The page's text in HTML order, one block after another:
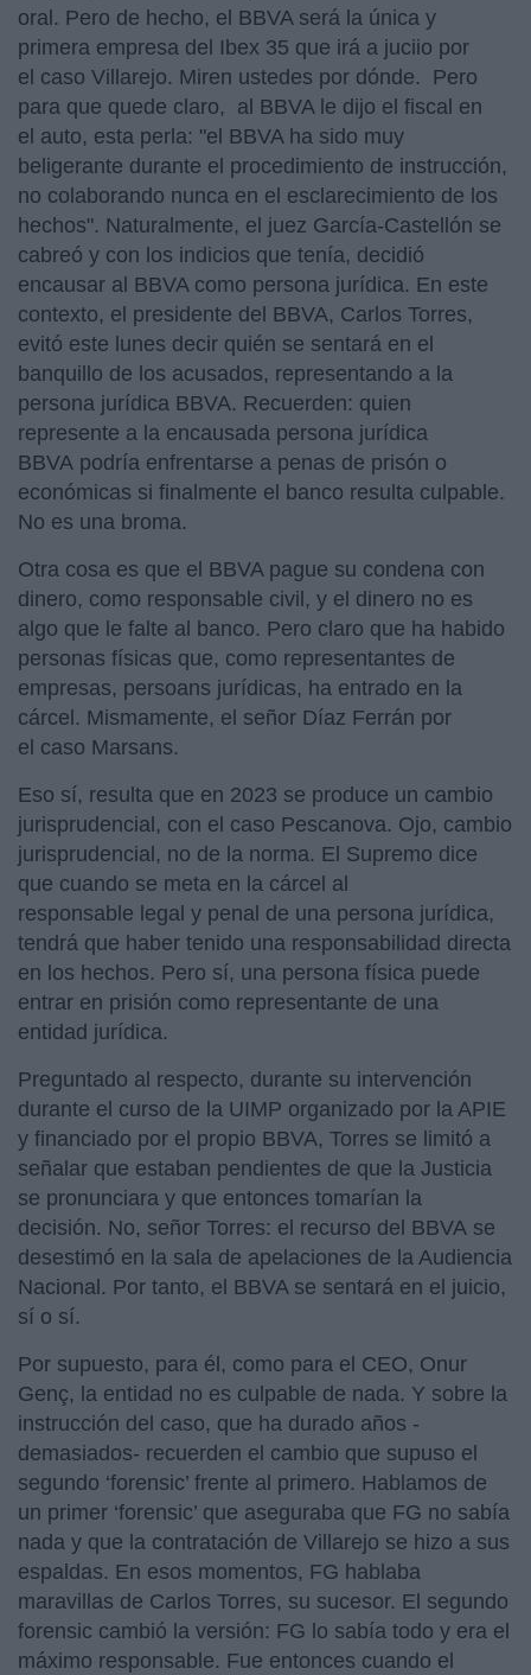
oral. Pero de hecho, el BBVA será la única y
primera empresa del Ibex 35 que irá a juciio por
el caso Villarejo. Miren ustedes por dónde. Pero
para que quede claro, al BBVA le dijo el fiscal en
el auto, esta perla: "el BBVA ha sido muy
beligerante durante el procedimiento de instrucción,
no colaborando nunca en el esclarecimiento de los
hechos". Naturalmente, el juez García-Castellón se
cabreó y con los indicios que tenía, decidió
encausar al BBVA como persona jurídica. En este
contexto, el presidente del BBVA, Carlos Torres,
evitó este lunes decir quién se sentará en el
banquillo de los acusados, representando a la
persona jurídica BBVA. Recuerden: quien
represente a la encausada persona jurídica
BBVA podría enfrentarse a penas de prisón o
económicas si finalmente el banco resulta culpable.
No es una broma.
Otra cosa es que el BBVA pague su condena con
dinero, como responsable civil, y el dinero no es
algo que le falte al banco. Pero claro que ha habido
personas físicas que, como representantes de
empresas, persoans jurídicas, ha entrado en la
cárcel. Mismamente, el señor Díaz Ferrán por
el caso Marsans.
Eso sí, resulta que en 2023 se produce un cambio
jurisprudencial, con el caso Pescanova. Ojo, cambio
jurisprudencial, no de la norma. El Supremo dice
que cuando se meta en la cárcel al
responsable legal y penal de una persona jurídica,
tendrá que haber tenido una responsabilidad directa
en los hechos. Pero sí, una persona física puede
entrar en prisión como representante de una
entidad jurídica.
Preguntado al respecto, durante su intervención
durante el curso de la UIMP organizado por la APIE
y financiado por el propio BBVA, Torres se limitó a
señalar que estaban pendientes de que la Justicia
se pronunciara y que entonces tomarían la
decisión. No, señor Torres: el recurso del BBVA se
desestimó en la sala de apelaciones de la Audiencia
Nacional. Por tanto, el BBVA se sentará en el juicio,
sí o sí.
Por supuesto, para él, como para el CEO, Onur
Genç, la entidad no es culpable de nada. Y sobre la
instrucción del caso, que ha durado años -
demasiados- recuerden el cambio que supuso el
segundo ‘forensic’ frente al primero. Hablamos de
un primer ‘forensic’ que aseguraba que FG no sabía
nada y que la contratación de Villarejo se hizo a sus
espaldas. En esos momentos, FG hablaba
maravillas de Carlos Torres, su sucesor. El segundo
forensic cambió la versión: FG lo sabía todo y era el
máximo responsable. Fue entonces cuando el